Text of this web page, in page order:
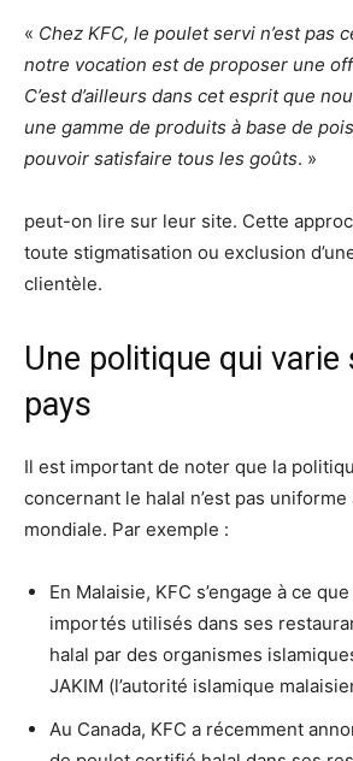
« Chez KFC, le poulet servi n’est pas
notre vocation est de proposer une
C’est d’ailleurs dans cet esprit que
une gamme de produits à base de
pouvoir satisfaire tous les goûts. »
peut-on lire sur leur site. Cette
toute stigmatisation ou exclusion
clientèle.
Une politique qui varie
pays
Il est important de noter que la
concernant le halal n’est pas uniforme
mondiale. Par exemple :
En Malaisie, KFC s’engage à ce
importés utilisés dans ses
halal par des organismes
JAKIM (l’autorité islamique
Au Canada, KFC a récemment